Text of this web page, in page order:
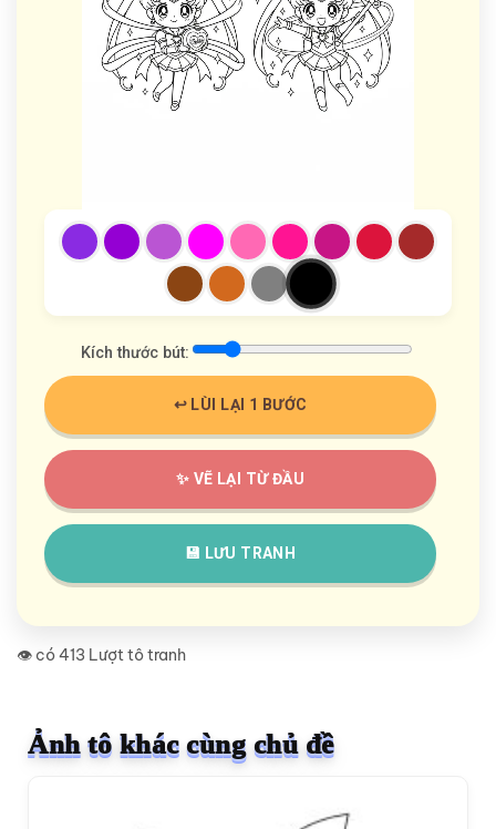
Kích thước bút:
↩️ LÙI LẠI 1 BƯỚC
✨ VẼ LẠI TỪ ĐẦU
💾 LƯU TRANH
👁️ có 413 Lượt tô tranh
Ảnh tô khác cùng chủ đề